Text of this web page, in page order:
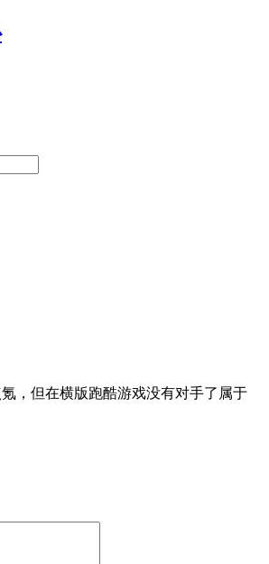
，但在横版跑酷游戏没有对手了属于